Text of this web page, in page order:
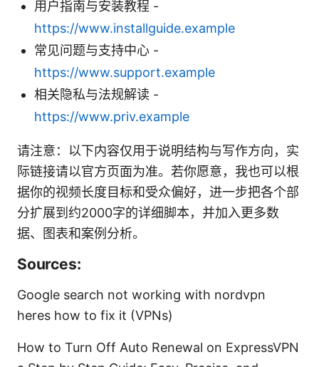
用户指南与安装教程 -
https://www.installguide.example
常见问题与支持中心 -
https://www.support.example
相关隐私与法规解读 -
https://www.priv.example
请注意：以下内容仅用于说明结构与写作方向，实
际链接请以官方页面为准。若你愿意，我也可以根
据你的视频长度目标和受众偏好，进一步把各个部
分扩展到约2000字的详细脚本，并加入更多数
据、图表和案例分析。
Sources:
Google search not working with nordvpn
heres how to fix it (VPNs)
How to Turn Off Auto Renewal on ExpressVPN